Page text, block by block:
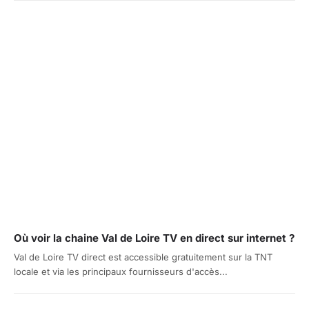
Où voir la chaine Val de Loire TV en direct sur internet ?
Val de Loire TV direct est accessible gratuitement sur la TNT
locale et via les principaux fournisseurs d'accès...